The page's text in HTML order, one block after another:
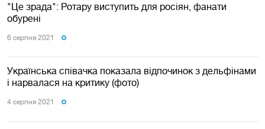
"Це зрада": Ротару виступить для росіян, фанати
обурені
6 серпня 2021
Українська співачка показала відпочинок з дельфінами
і нарвалася на критику (фото)
4 серпня 2021